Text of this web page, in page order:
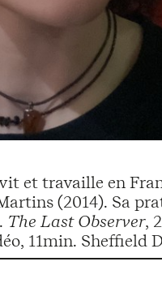
et travaille en
(2014). Sa
The Last Observer,
science-fiction en super